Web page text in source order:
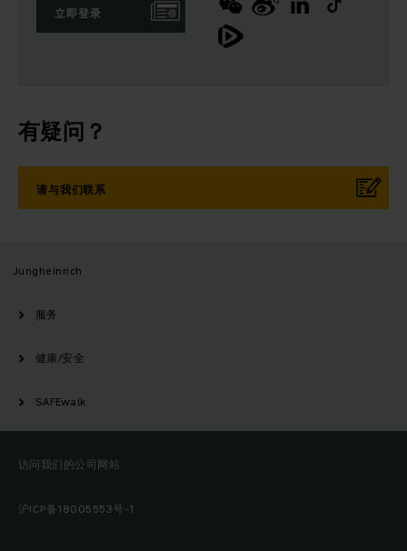
立即登录
有疑问？
请与我们联系
Jungheinrich
服务
健康/安全
SAFEwalk
访问我们的公司网站
沪ICP备18005553号-1